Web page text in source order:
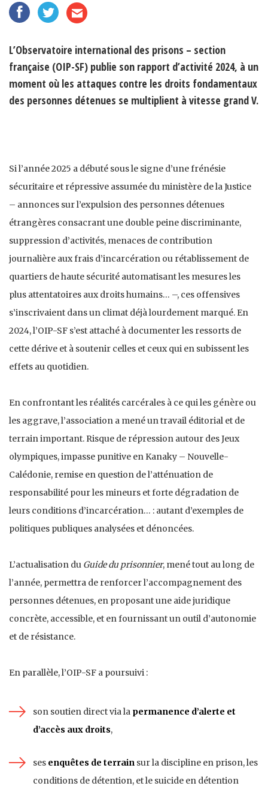
L’Observatoire international des prisons – section
française (OIP-SF) publie son rapport d’activité 2024, à un
moment où les attaques contre les droits fondamentaux
des personnes détenues se multiplient à vitesse grand V.
Si l’année 2025 a débuté sous le signe d’une frénésie
sécuritaire et répressive assumée du ministère de la Justice
– annonces sur l’expulsion des personnes détenues
étrangères consacrant une double peine discriminante,
suppression d’activités, menaces de contribution
journalière aux frais d’incarcération ou rétablissement de
quartiers de haute sécurité automatisant les mesures les
plus attentatoires aux droits humains… –, ces offensives
s’inscrivaient dans un climat déjà lourdement marqué. En
2024, l’OIP-SF s’est attaché à documenter les ressorts de
cette dérive et à soutenir celles et ceux qui en subissent les
effets au quotidien.
En confrontant les réalités carcérales à ce qui les génère ou
les aggrave, l’association a mené un travail éditorial et de
terrain important. Risque de répression autour des Jeux
olympiques, impasse punitive en Kanaky – Nouvelle-
Calédonie, remise en question de l’atténuation de
responsabilité pour les mineurs et forte dégradation de
leurs conditions d’incarcération… : autant d’exemples de
politiques publiques analysées et dénoncées.
L’actualisation du Guide du prisonnier, mené tout au long de
l’année, permettra de renforcer l’accompagnement des
personnes détenues, en proposant une aide juridique
concrète, accessible, et en fournissant un outil d’autonomie
et de résistance.
En parallèle, l’OIP-SF a poursuivi :
son soutien direct via la permanence d’alerte et
d’accès aux droits,
ses enquêtes de terrain sur la discipline en prison, les
conditions de détention, et le suicide en détention